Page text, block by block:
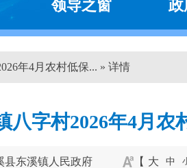
领导之窗 政
年4月农村低保... » 详情
八字村2026年4月
县东溪镇人民政府 【 大 中